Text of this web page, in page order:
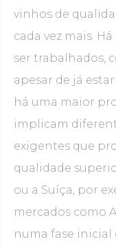
vinhos de
cada vez mais.
ser trabalhados,
apesar de já
há uma maior
implicam
exigentes que
qualidade
ou a Suíça, por
mercados como
numa fase inicial